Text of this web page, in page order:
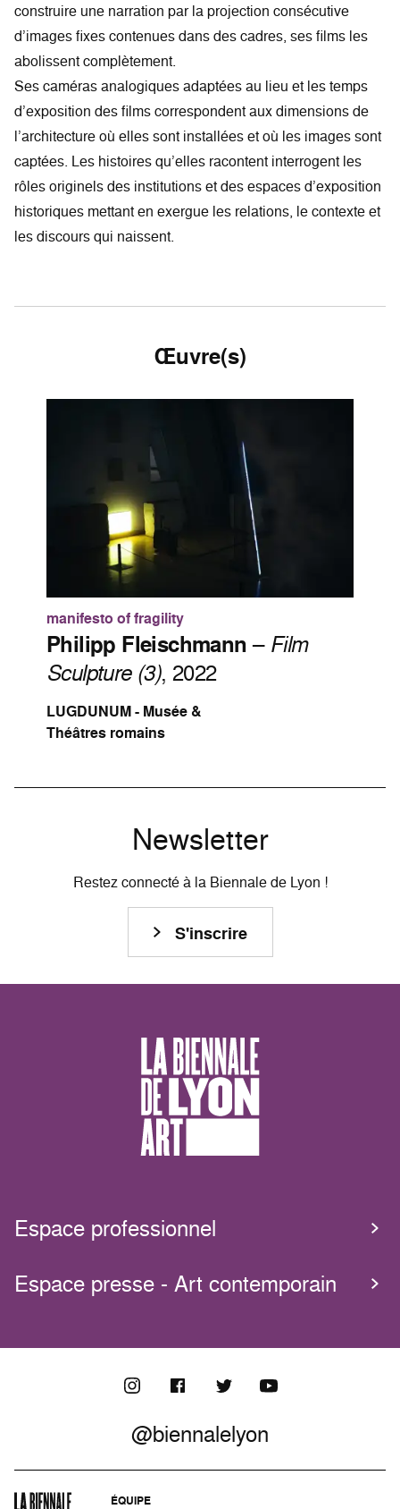
construire une narration par la projection consécutive
d’images fixes contenues dans des cadres, ses films les
abolissent complètement.
Ses caméras analogiques adaptées au lieu et les temps
d’exposition des films correspondent aux dimensions de
l’architecture où elles sont installées et où les images sont
captées. Les histoires qu’elles racontent interrogent les
rôles originels des institutions et des espaces d’exposition
historiques mettant en exergue les relations, le contexte et
les discours qui naissent.
Œuvre(s)
manifesto of fragility
Philipp Fleischmann– Film
Sculpture (3), 2022
LUGDUNUM - Musée &
Théâtres romains
Newsletter
Restez connecté à la Biennale de Lyon !
S'inscrire
Espace professionnel
Espace presse - Art contemporain
@biennalelyon
ÉQUIPE